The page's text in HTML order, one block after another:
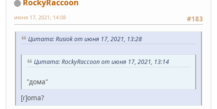
RockyRaccoon
#183
июня 17, 2021, 14:08
Цитата: Rusiok от июня 17, 2021, 13:28
Цитата: RockyRaccoon от июня 17, 2021, 13:14
"дома"
[ɾ]oma?